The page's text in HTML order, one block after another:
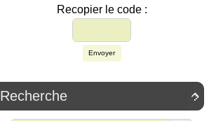
Recopier le code :
Envoyer

Recherche